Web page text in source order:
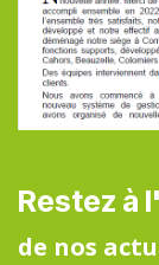
Restez à
de nos